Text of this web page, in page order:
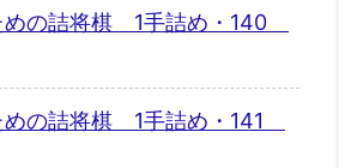
めの詰将棋 1手詰め・140
めの詰将棋 1手詰め・141